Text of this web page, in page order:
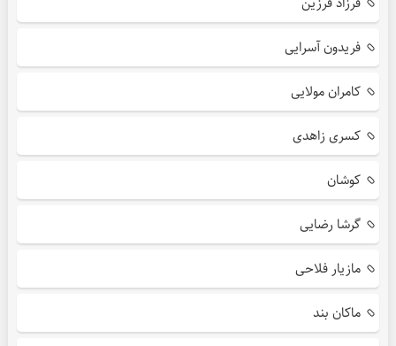
فریدون آسرایی
کامران مولایی
کسری زاهدی
کوشان
گرشا رضایی
مازیار فلاحی
ماکان بند